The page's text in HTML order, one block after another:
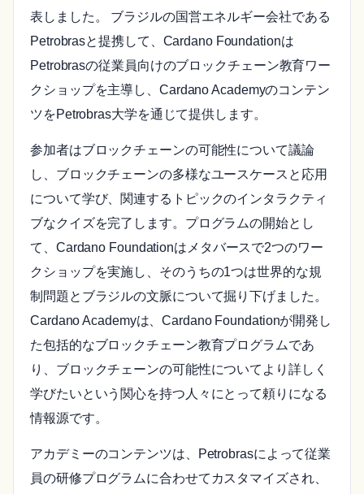
表しました。 ブラジルの国営エネルギー会社である
Petrobrasと提携して、Cardano Foundationは
Petrobrasの従業員向けのブロックチェーン教育ワー
クショップを主導し、Cardano Academyのコンテン
ツをPetrobras大学を通じて提供します。
参加者はブロックチェーンの可能性について議論
し、ブロックチェーンの多様なユースケースと応用
について学び、関連するトピックのインタラクティ
ブなクイズを完了します。プログラムの開始とし
て、Cardano Foundationはメタバースで2つのワー
クショップを実施し、そのうちの1つは世界的な規
制問題とブラジルの文脈について掘り下げました。
Cardano Academyは、Cardano Foundationが開発し
た包括的なブロックチェーン教育プログラムであ
り、ブロックチェーンの可能性についてより詳しく
学びたいという関心を持つ人々にとって頼りになる
情報源です。
アカデミーのコンテンツは、Petrobrasによって従業
員の研修プログラムに合わせてカスタマイズされ、